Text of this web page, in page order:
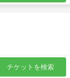
チケットを検索